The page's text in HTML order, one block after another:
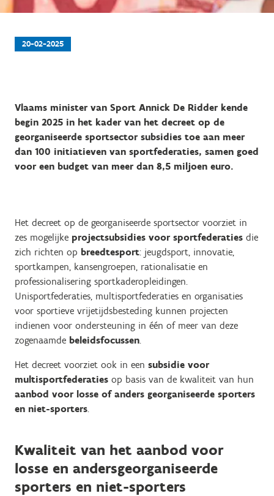
20-02-2025
Vlaams minister van Sport Annick De Ridder kende
begin 2025 in het kader van het decreet op de
georganiseerde sportsector subsidies toe aan meer
dan 100 initiatieven van sportfederaties, samen goed
voor een budget van meer dan 8,5 miljoen euro.
Het decreet op de georganiseerde sportsector voorziet in
zes mogelijke projectsubsidies voor sportfederaties die
zich richten op breedtesport: jeugdsport, innovatie,
sportkampen, kansengroepen, rationalisatie en
professionalisering sportkaderopleidingen.
Unisportfederaties, multisportfederaties en organisaties
voor sportieve vrijetijdsbesteding kunnen projecten
indienen voor ondersteuning in één of meer van deze
zogenaamde beleidsfocussen.
Het decreet voorziet ook in een subsidie voor
multisportfederaties op basis van de kwaliteit van hun
aanbod voor losse of anders georganiseerde sporters
en niet-sporters.
Kwaliteit van het aanbod voor
losse en andersgeorganiseerde
sporters en niet-sporters